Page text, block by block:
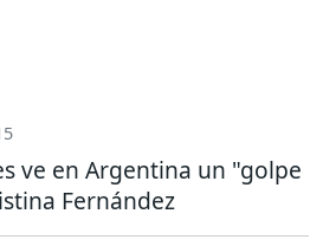
ve en Argentina un "golpe
Fernández